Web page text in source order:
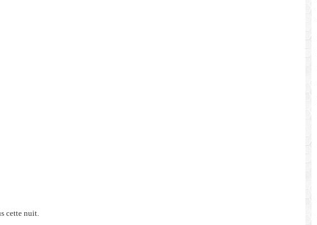
cette nuit.